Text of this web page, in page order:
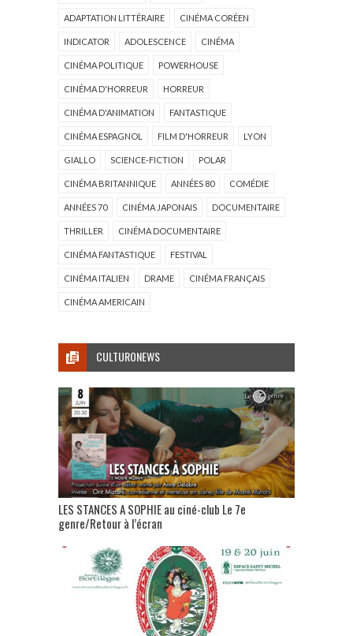
ADAPTATION LITTÉRAIRE CINÉMA CORÉEN
INDICATOR ADOLESCENCE CINÉMA
CINÉMA POLITIQUE POWERHOUSE
CINÉMA D'HORREUR HORREUR
CINÉMA D'ANIMATION FANTASTIQUE
CINÉMA ESPAGNOL FILM D'HORREUR LYON
GIALLO SCIENCE-FICTION POLAR
CINÉMA BRITANNIQUE ANNÉES 80 COMÉDIE
ANNÉES 70 CINÉMA JAPONAIS DOCUMENTAIRE
THRILLER CINÉMA DOCUMENTAIRE
CINÉMA FANTASTIQUE FESTIVAL
CINÉMA ITALIEN DRAME CINÉMA FRANÇAIS
CINÉMA AMERICAIN
CULTURONEWS
LES STANCES A SOPHIE au ciné-club Le 7e
genre/Retour à l’écran